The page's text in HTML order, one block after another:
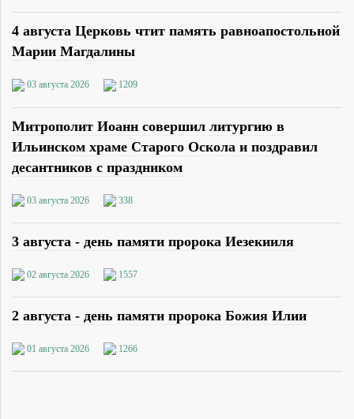
4 августа Церковь чтит память равноапостольной
Марии Магдалины
03 августа 2026 1209
Митрополит Иоанн совершил литургию в
Ильинском храме Старого Оскола и поздравил
десантников с праздником
03 августа 2026 338
3 августа - день памяти пророка Иезекииля
02 августа 2026 1557
2 августа - день памяти пророка Божия Илии
01 августа 2026 1266